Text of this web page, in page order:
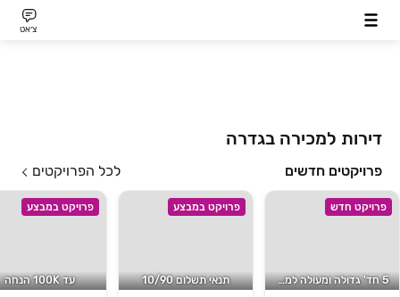
צ׳אט
דירות למכירה בגדרה
פרויקטים חדשים לכל הפרויקטים
פרויקט חדש
5 חד' גדולה ומעולה למשפחות
פרויקט במבצע
תנאי תשלום 10/90
פרויקט במבצע
עד 100K הנחה